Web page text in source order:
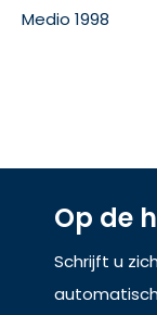
Medio 1998
Op de
Schrijft u